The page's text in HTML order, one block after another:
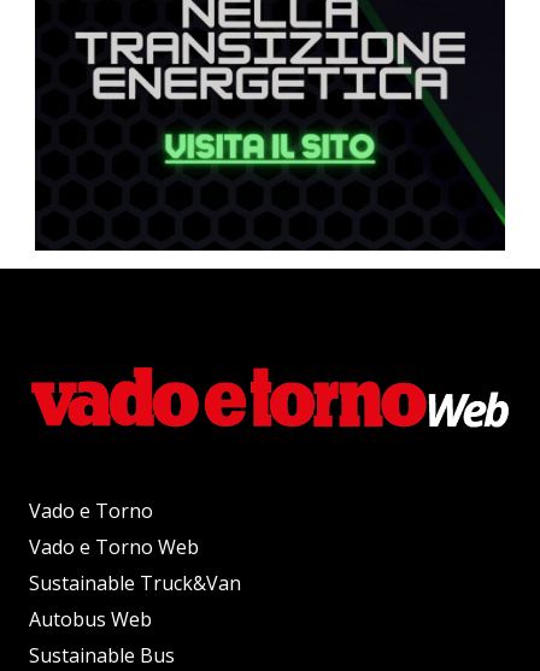
Vado e Torno
Vado e Torno Web
Sustainable Truck&Van
Autobus Web
Sustainable Bus